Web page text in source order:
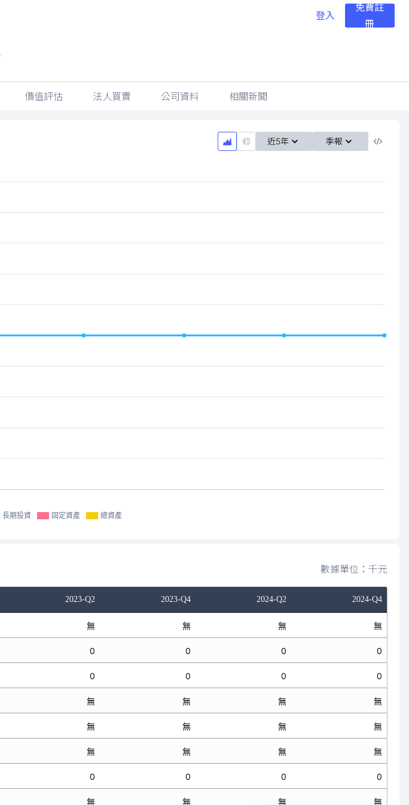
登入
免費註
冊
價值評估 法人買賣 公司資料 相關新聞
近5年 季報
長期投資 固定資產 總資產
數據單位：千元
2023-Q2 2023-Q4 2024-Q2 2024-Q4
無 無 無 無
0 0 0 0
0 0 0 0
無 無 無 無
無 無 無 無
無 無 無 無
0 0 0 0
無 無 無 無